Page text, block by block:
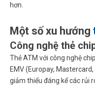
hơn.
Một số xu hướng
Công nghệ thẻ
Thẻ ATM với công nghệ
EMV (Europay,
giảm thiểu đáng kể các rủi